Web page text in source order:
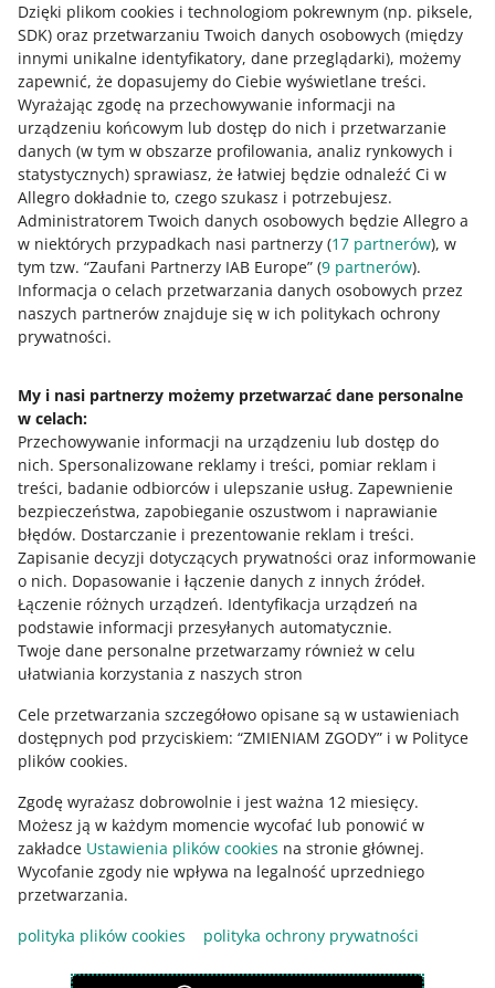
Dzięki plikom cookies i technologiom pokrewnym (np. piksele,
SDK) oraz przetwarzaniu Twoich danych osobowych (między
innymi unikalne identyfikatory, dane przeglądarki), możemy
zapewnić, że dopasujemy do Ciebie wyświetlane treści.
Wyrażając zgodę na przechowywanie informacji na
urządzeniu końcowym lub dostęp do nich i przetwarzanie
danych (w tym w obszarze profilowania, analiz rynkowych i
statystycznych) sprawiasz, że łatwiej będzie odnaleźć Ci w
Allegro dokładnie to, czego szukasz i potrzebujesz.
Administratorem Twoich danych osobowych będzie Allegro a
w niektórych przypadkach nasi partnerzy (17 partnerów), w
tym tzw. “Zaufani Partnerzy IAB Europe” (9 partnerów).
Informacja o celach przetwarzania danych osobowych przez
naszych partnerów znajduje się w ich politykach ochrony
prywatności.
My i nasi partnerzy możemy przetwarzać dane personalne
w celach:
Przechowywanie informacji na urządzeniu lub dostęp do
nich. Spersonalizowane reklamy i treści, pomiar reklam i
treści, badanie odbiorców i ulepszanie usług. Zapewnienie
bezpieczeństwa, zapobieganie oszustwom i naprawianie
błędów. Dostarczanie i prezentowanie reklam i treści.
Zapisanie decyzji dotyczących prywatności oraz informowanie
o nich. Dopasowanie i łączenie danych z innych źródeł.
Łączenie różnych urządzeń. Identyfikacja urządzeń na
podstawie informacji przesyłanych automatycznie.
Twoje dane personalne przetwarzamy również w celu
ułatwiania korzystania z naszych stron
Cele przetwarzania szczegółowo opisane są w ustawieniach
dostępnych pod przyciskiem: “ZMIENIAM ZGODY” i w Polityce
plików cookies.
Zgodę wyrażasz dobrowolnie i jest ważna 12 miesięcy.
Możesz ją w każdym momencie wycofać lub ponowić w
zakładce Ustawienia plików cookies na stronie głównej.
Wycofanie zgody nie wpływa na legalność uprzedniego
przetwarzania.
polityka plików cookies
polityka ochrony prywatności
Opowiadamy za Ciebie na proste i powtarzalne
pytania Twoich klientów.
Obsługujemy w języku polskim, angielskim, czeskim,
słowackim i węgierskim.
Nasze odpowiedzi liczą się do Twoich wyników w
jakości sprzedaży.
Masz pełną kontrolę nad wiadomościami do Twoich
kupujących. Odpowiedzi udzielone przez nas
zobaczysz w zakładceWiadomości.
Masz czas na rozwój swojej sprzedaży.
Więcej informacji znajdziesz wregulaminie usługi
Customer Support
Potrzebujesz pomocy?
Skontaktuj się z nami
Zapytaj społeczność
Zajrzyj na Allegro Gadane
Ta strona jest też dostępna w innych językach
wygląd: